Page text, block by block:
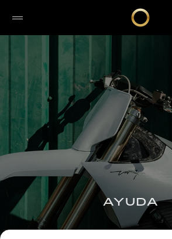
AYUDA